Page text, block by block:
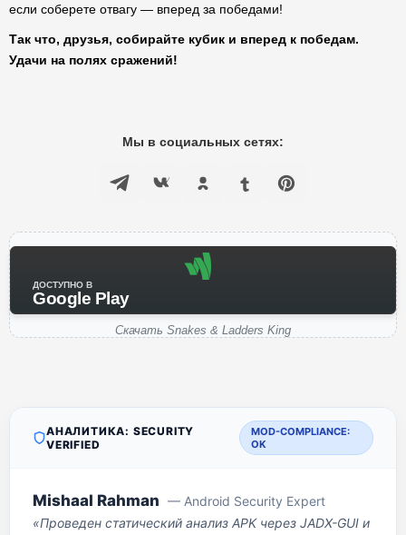
если соберете отвагу — вперед за победами!
Так что, друзья, собирайте кубик и вперед к победам.
Удачи на полях сражений!
Мы в социальных сетях:
ДОСТУПНО В
Google Play
Скачать Snakes & Ladders King
АНАЛИТИКА: SECURITY
VERIFIED
MOD-COMPLIANCE:
OK
Mishaal Rahman — Android Security Expert
«Проведен статический анализ APK через JADX-GUI и